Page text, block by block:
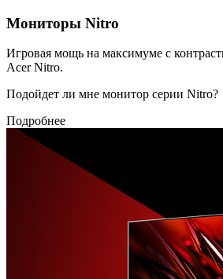
Мониторы Nitro
Игровая мощь на максимуме с
Acer Nitro.
Подойдет ли мне монитор серии Nitro?
Подробнее